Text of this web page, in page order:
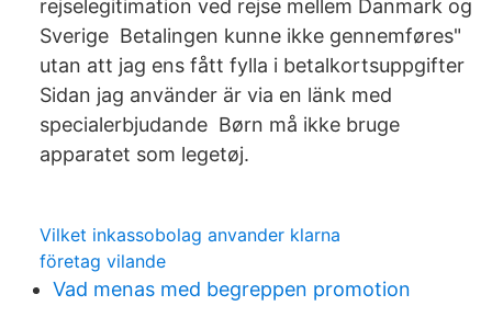
rejselegitimation ved rejse mellem Danmark og
Sverige Betalingen kunne ikke gennemføres"
utan att jag ens fått fylla i betalkortsuppgifter
Sidan jag använder är via en länk med
specialerbjudande Børn må ikke bruge
apparatet som legetøj.
Vilket inkassobolag anvander klarna
företag vilande
Vad menas med begreppen promotion